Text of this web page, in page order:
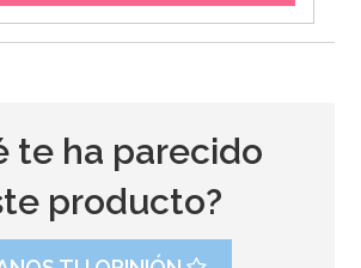
te ha parecido
producto?